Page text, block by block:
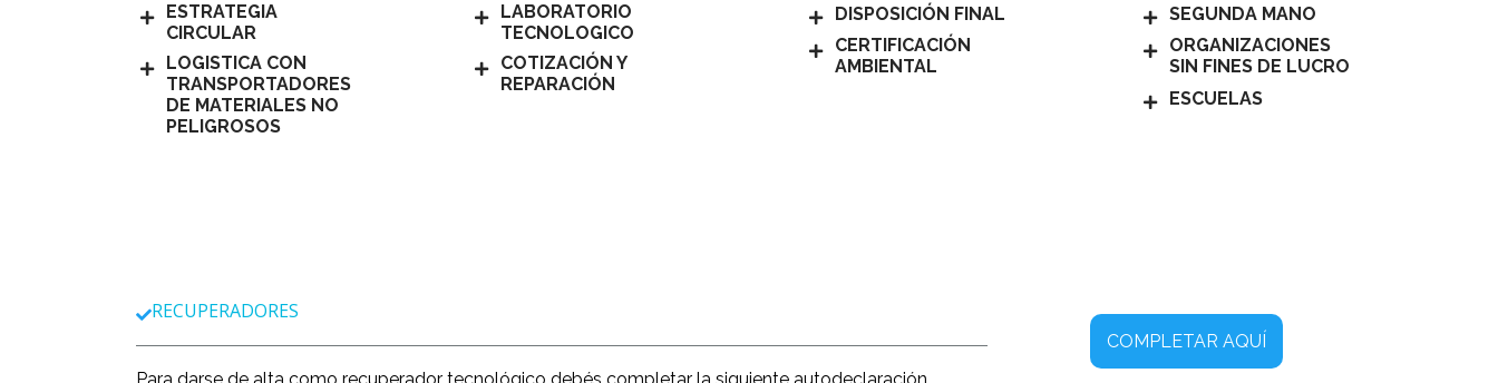
ESTRATEGIA
CIRCULAR
LOGISTICA CON
TRANSPORTADORES
DE MATERIALES NO
PELIGROSOS
LABORATORIO
TECNOLOGICO
COTIZACIÓN Y
REPARACIÓN
DISPOSICIÓN FINAL
CERTIFICACIÓN
AMBIENTAL
SEGUNDA MANO
ORGANIZACIONES
SIN FINES DE LUCRO
ESCUELAS
RECUPERADORES
COMPLETAR AQUÍ